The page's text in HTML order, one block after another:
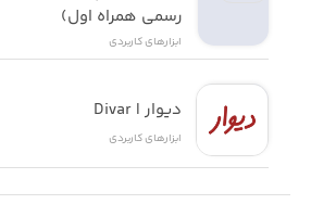
رسمی همراه اول)
ابزار‌های کاربردی
دیوار | Divar
ابزار‌های کاربردی